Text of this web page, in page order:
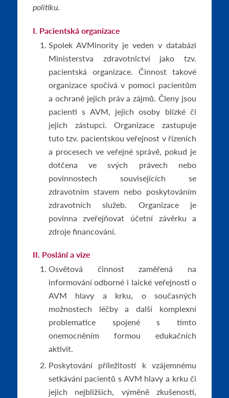
politiku.
I. Pacientská organizace
Spolek AVMinority je veden v databázi
Ministerstva zdravotnictví jako tzv.
pacientská organizace. Činnost takové
organizace spočívá v pomoci pacientům
a ochraně jejich práv a zájmů. Členy jsou
pacienti s AVM, jejich osoby blízké či
jejich zástupci. Organizace zastupuje
tuto tzv. pacientskou veřejnost v řízeních
a procesech ve veřejné správě, pokud je
dotčena ve svých právech nebo
povinnostech souvisejících se
zdravotním stavem nebo poskytováním
zdravotních služeb. Organizace je
povinna zveřejňovat účetní závěrku a
zdroje financování.
II. Poslání a vize
Osvětová činnost zaměřená na
informování odborné i laické veřejnosti o
AVM hlavy a krku, o současných
možnostech léčby a další komplexní
problematice spojené s tímto
onemocněním formou edukačních
aktivit.
Poskytování příležitostí k vzájemnému
setkávání pacientů s AVM hlavy a krku či
jejich nejbližších, výměně zkušeností,